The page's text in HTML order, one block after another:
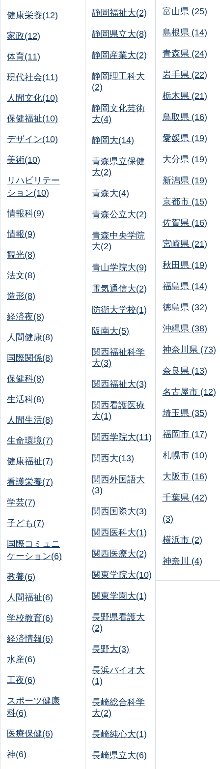
健康栄養(12)
家政(12)
体育(11)
現代社会(11)
人間文化(10)
保健福祉(10)
デザイン(10)
美術(10)
リハビリテー
ション(10)
情報科(9)
情報(9)
観光(8)
法文(8)
造形(8)
経済夜(8)
人間健康(8)
国際関係(8)
保健科(8)
生活科(8)
人間生活(8)
生命環境(7)
健康福祉(7)
看護栄養(7)
学芸(7)
子ども(7)
国際コミュニ
ケーション(6)
教養(6)
人間福祉(6)
学校教育(6)
経済情報(6)
水産(6)
工夜(6)
スポーツ健康
科(6)
医療保健(6)
神(6)
静岡福祉大(2)
静岡県立大(8)
静岡産業大(2)
静岡理工科大
(2)
静岡文化芸術
大(4)
静岡大(14)
青森県立保健
大(2)
青森大(4)
青森公立大(2)
青森中央学院
大(2)
青山学院大(9)
電気通信大(2)
防衛大学校(1)
阪南大(5)
関西福祉科学
大(3)
関西福祉大(3)
関西看護医療
大(1)
関西学院大(11)
関西大(13)
関西外国語大
(3)
関西国際大(3)
関西医科大(1)
関西医療大(2)
関東学院大(10)
関東学園大(1)
長野県看護大
(2)
長野大(3)
長浜バイオ大
(1)
長崎総合科学
大(2)
長崎純心大(1)
長崎県立大(6)
富山県 (25)
島根県 (14)
青森県 (24)
岩手県 (22)
栃木県 (21)
鳥取県 (16)
愛媛県 (19)
大分県 (19)
新潟県 (19)
京都市 (15)
佐賀県 (16)
宮崎県 (21)
秋田県 (19)
福島県 (14)
徳島県 (32)
沖縄県 (38)
神奈川県 (73)
奈良県 (13)
名古屋市 (12)
埼玉県 (35)
福岡市 (17)
札幌市 (10)
大阪市 (16)
千葉県 (42)
(3)
横浜市 (2)
神奈川 (4)